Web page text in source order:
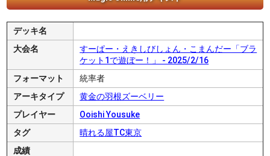
デッキ名
大会名
すーぱー・えきしびしょん・こまんだー「ブラ
ケット1で遊ぼー！」 - 2025/2/16
フォーマット
統率者
アーキタイプ
黄金の羽根ズーベリー
プレイヤー
Ooishi Yousuke
タグ
晴れる屋TC東京
成績